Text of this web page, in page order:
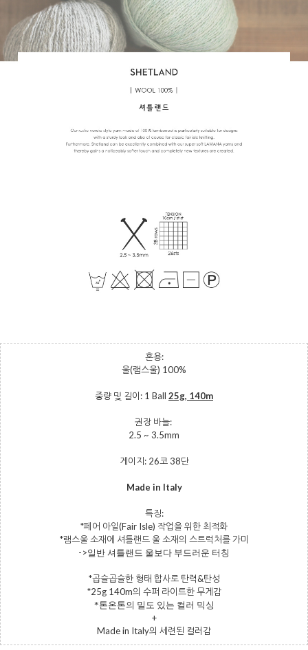
혼용:
울(램스울) 100%
중량 및 길이: 1 Ball 25g, 140m
권장 바늘:
2.5 ~ 3.5mm
게이지: 26코 38단
Made in Italy
특징:
*페어 아일(Fair Isle) 작업을 위한 최적화
*램스울 소재에 셔틀랜드 울 소재의 스트럭처를 가미
->일반 셔틀랜드 울보다 부드러운 터칭
*곱슬곱슬한 형태 합사로 탄력&탄성
*25g 140m의 수퍼 라이트한 무게감
*톤온톤의 밀도 있는 컬러 믹싱
+
Made in Italy의 세련된 컬러감